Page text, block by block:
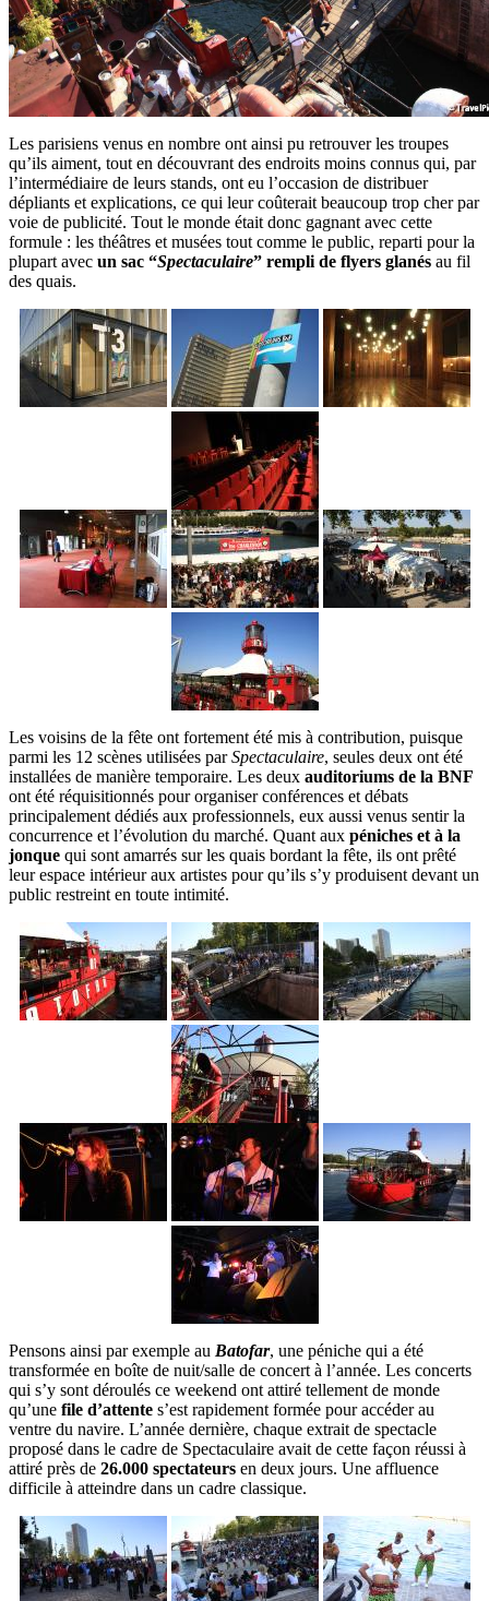
Les parisiens venus en nombre ont ainsi pu retrouver les troupes
qu’ils aiment, tout en découvrant des endroits moins connus qui, par
l’intermédiaire de leurs stands, ont eu l’occasion de distribuer
dépliants et explications, ce qui leur coûterait beaucoup trop cher par
voie de publicité. Tout le monde était donc gagnant avec cette
formule : les théâtres et musées tout comme le public, reparti pour la
plupart avec un sac “Spectaculaire” rempli de flyers glanés au fil
des quais.
Les voisins de la fête ont fortement été mis à contribution, puisque
parmi les 12 scènes utilisées parSpectaculaire, seules deux ont été
installées de manière temporaire. Les deux auditoriums de la BNF
ont été réquisitionnés pour organiser conférences et débats
principalement dédiés aux professionnels, eux aussi venus sentir la
concurrence et l’évolution du marché. Quant aux péniches et à la
jonque qui sont amarrés sur les quais bordant la fête, ils ont prêté
leur espace intérieur aux artistes pour qu’ils s’y produisent devant un
public restreint en toute intimité.
Pensons ainsi par exemple au Batofar, une péniche qui a été
transformée en boîte de nuit/salle de concert à l’année. Les concerts
qui s’y sont déroulés ce weekend ont attiré tellement de monde
qu’une file d’attente s’est rapidement formée pour accéder au
ventre du navire. L’année dernière, chaque extrait de spectacle
proposé dans le cadre de Spectaculaire avait de cette façon réussi à
attiré près de 26.000 spectateurs en deux jours. Une affluence
difficile à atteindre dans un cadre classique.